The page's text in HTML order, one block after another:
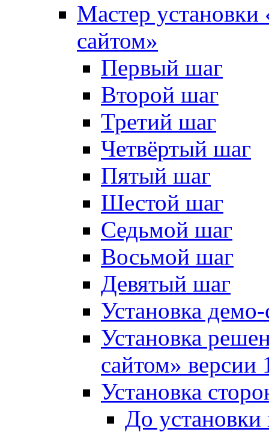
Мастер
сайтом»
Первый шаг
Второй шаг
Третий шаг
Четвёртый шаг
Пятый шаг
Шестой шаг
Седьмой шаг
Восьмой шаг
Девятый шаг
Установка
Установка
сайтом»
Установка
До установки